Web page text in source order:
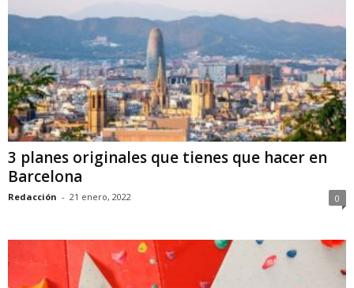
3 planes originales que tienes que hacer en
Barcelona
Redacción - 21 enero, 2022 0